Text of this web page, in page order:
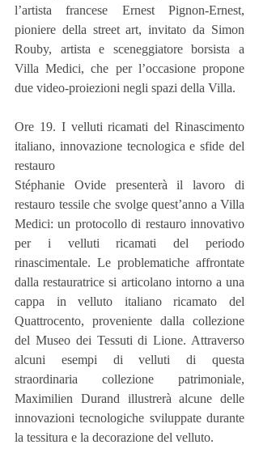
l’artista francese Ernest Pignon-Ernest,
pioniere della street art, invitato da Simon
Rouby, artista e sceneggiatore borsista a
Villa Medici, che per l’occasione propone
due video-proiezioni negli spazi della Villa.
Ore 19. I velluti ricamati del Rinascimento
italiano, innovazione tecnologica e sfide del
restauro
Stéphanie Ovide presenterà il lavoro di
restauro tessile che svolge quest’anno a Villa
Medici: un protocollo di restauro innovativo
per i velluti ricamati del periodo
rinascimentale. Le problematiche affrontate
dalla restauratrice si articolano intorno a una
cappa in velluto italiano ricamato del
Quattrocento, proveniente dalla collezione
del Museo dei Tessuti di Lione. Attraverso
alcuni esempi di velluti di questa
straordinaria collezione patrimoniale,
Maximilien Durand illustrerà alcune delle
innovazioni tecnologiche sviluppate durante
la tessitura e la decorazione del velluto.